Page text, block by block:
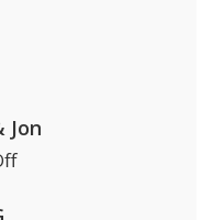
Jon